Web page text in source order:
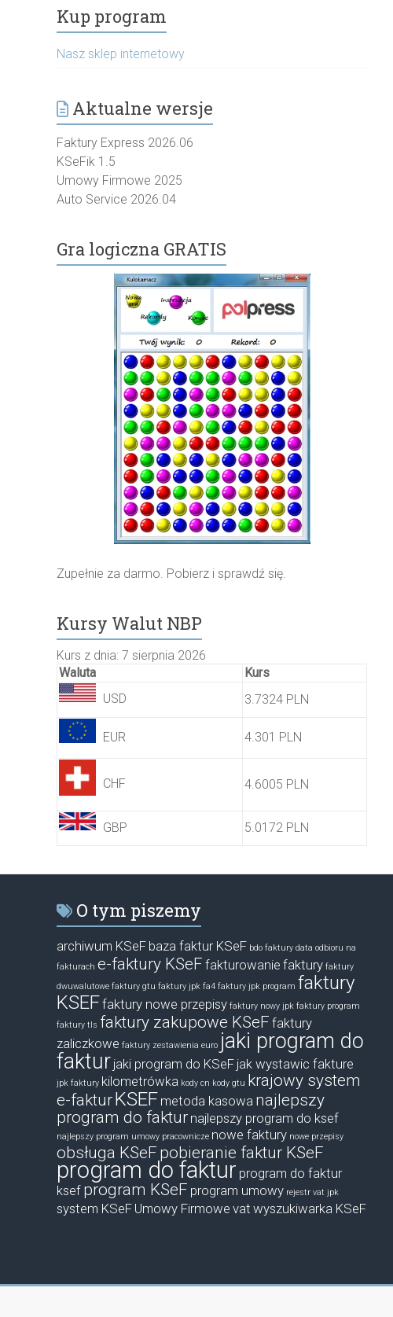
Kup program
Nasz sklep internetowy
Aktualne wersje
Faktury Express 2026.06
KSeFik 1.5
Umowy Firmowe 2025
Auto Service 2026.04
Gra logiczna GRATIS
Zupełnie za darmo. Pobierz i sprawdź się.
Kursy Walut NBP
Kurs z dnia: 7 sierpnia 2026
Waluta
Kurs
USD
3.7324 PLN
EUR 4.301 PLN
CHF 4.6005 PLN
GBP 5.0172 PLN
O tym piszemy
archiwum KSeF baza faktur KSeF bdo faktury data odbioru na
fakturach e-faktury KSeF fakturowanie faktury faktury
dwuwalutowe faktury gtu faktury jpk fa4 faktury jpk program faktury
KSEFfaktury nowe przepisy faktury nowy jpk faktury program
faktury tls faktury zakupowe KSeF faktury
zaliczkowe faktury zestawienia euro jaki program do
faktur jaki program do KSeF jak wystawic fakture
jpk faktury kilometrówka kody cn kody gtu krajowy system
e-fakturKSEF metoda kasowa najlepszy
program do faktur najlepszy program do ksef
najlepszy program umowy pracownicze nowe faktury nowe przepisy
obsługa KSeF pobieranie faktur KSeF
program do faktur program do faktur
ksef program KSeF program umowy rejestr vat jpk
system KSeF Umowy Firmowe vat wyszukiwarka KSeF